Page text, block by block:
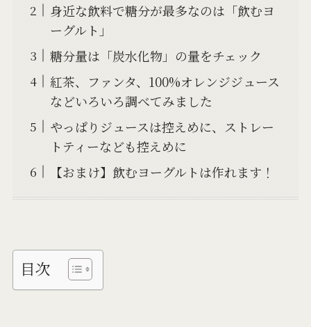
身近な飲料で糖分が最多なのは「飲むヨ
ーグルト」
糖分量は「炭水化物」の量をチェック
紅茶、ファンタ、100%オレンジジュース
などいろいろ調べてみました
やっぱりジュースは控えめに、ストレー
トティーなども控えめに
【おまけ】飲むヨーグルトは作れます！
目次